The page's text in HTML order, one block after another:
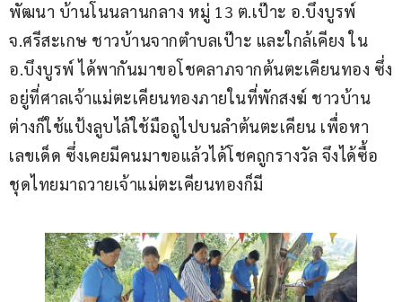
พัฒนา บ้านโนนลานกลาง หมู่ 13 ต.เป๊าะ อ.บึงบูรพ์
จ.ศรีสะเกษ ชาวบ้านจากตำบลเป๊าะ และใกล้เคียง ใน
อ.บึงบูรพ์ ได้พากันมาขอโชคลาภจากต้นตะเคียนทอง ซึ่ง
อยู่ที่ศาลเจ้าแม่ตะเคียนทองภายในที่พักสงฆ์ ชาวบ้าน
ต่างก็ใช้แป้งลูบไล้ใช้มือถูไปบนลำต้นตะเคียน เพื่อหา
เลขเด็ด ซึ่งเคยมีคนมาขอแล้วได้โชคถูกรางวัล จึงได้ซื้อ
ชุดไทยมาถวายเจ้าแม่ตะเคียนทองก็มี